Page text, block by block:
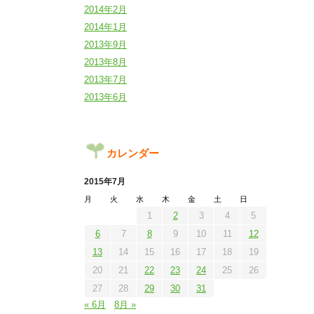
2014年2月
2014年1月
2013年9月
2013年8月
2013年7月
2013年6月
カレンダー
2015年7月
月 火 水 木 金 土 日
1 2 3 4
5
6
7 8 9 10 11
12
13
14 15 16 17 18
19
20
21 22 23 24 25
26
27
28 29 30
31
« 6月
8月 »